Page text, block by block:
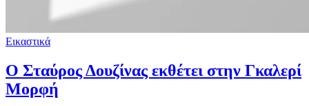
Εικαστικά
Ο Σταύρος Δουζίνας εκθέτει στην Γκαλερί
Μορφή